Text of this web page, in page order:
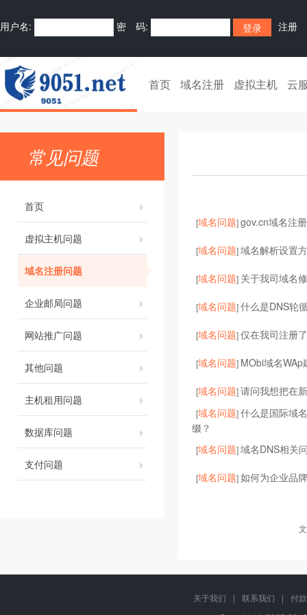
用户名: 密 码: 注册
首页 域名注册 虚拟主机 云
常见问题
首页
虚拟主机问题
域名注册问题
企业邮局问题
网站推广问题
其他问题
主机租用问题
数据库问题
支付问题
[域名问题]gov.cn域名注
[域名问题]域名解析设置
[域名问题] 关于我司域名
[域名问题]什么是DNS轮
[域名问题]仅在我司注册
[域名问题] MObi域名WAp
[域名问题]请问我想把在
[域名问题]什么是国际域
缀？
[域名问题]域名DNS相关
[域名问题]如何为企业品
关于我们 | 联系我们 |
付